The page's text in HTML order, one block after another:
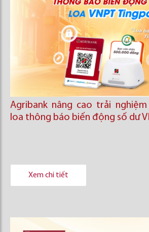
Agribank nâng cao trải
loa thông báo biến động số dư
Xem chi tiết